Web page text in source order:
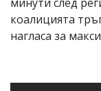
коалицията
нагласа за